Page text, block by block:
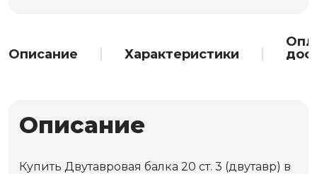
Описание Характеристики
Описание
Купить Двутавровая балка 20 ст. 3 (двутавр) в